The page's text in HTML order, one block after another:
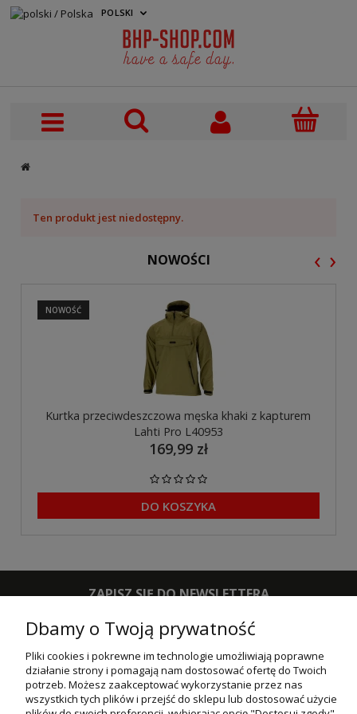
POLSKI
Ten produkt jest niedostępny.
NOWOŚCI
Kurtka przeciwdeszczowa męska khaki z kapturem
Lahti Pro L40953
169,99 zł
DO KOSZYKA
NOWOŚĆ
‹ ›
ZAPISZ SIĘ DO NEWSLETTERA
POMOC
MOJE KONTO
Dbamy o Twoją prywatność
Pliki cookies i pokrewne im technologie umożliwiają poprawne
działanie strony i pomagają nam dostosować ofertę do Twoich
potrzeb. Możesz zaakceptować wykorzystanie przez nas
wszystkich tych plików i przejść do sklepu lub dostosować użycie